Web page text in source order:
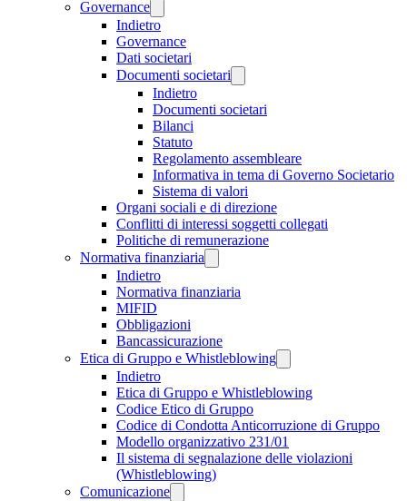
Governance
Indietro
Governance
Dati societari
Documenti societari
Indietro
Documenti societari
Bilanci
Statuto
Regolamento assembleare
Informativa in tema di Governo Societario
Sistema di valori
Organi sociali e di direzione
Conflitti di interessi soggetti collegati
Politiche di remunerazione
Normativa finanziaria
Indietro
Normativa finanziaria
MIFID
Obbligazioni
Bancassicurazione
Etica di Gruppo e Whistleblowing
Indietro
Etica di Gruppo e Whistleblowing
Codice Etico di Gruppo
Codice di Condotta Anticorruzione di Gruppo
Modello organizzativo 231/01
Il sistema di segnalazione delle violazioni
(Whistleblowing)
Comunicazione